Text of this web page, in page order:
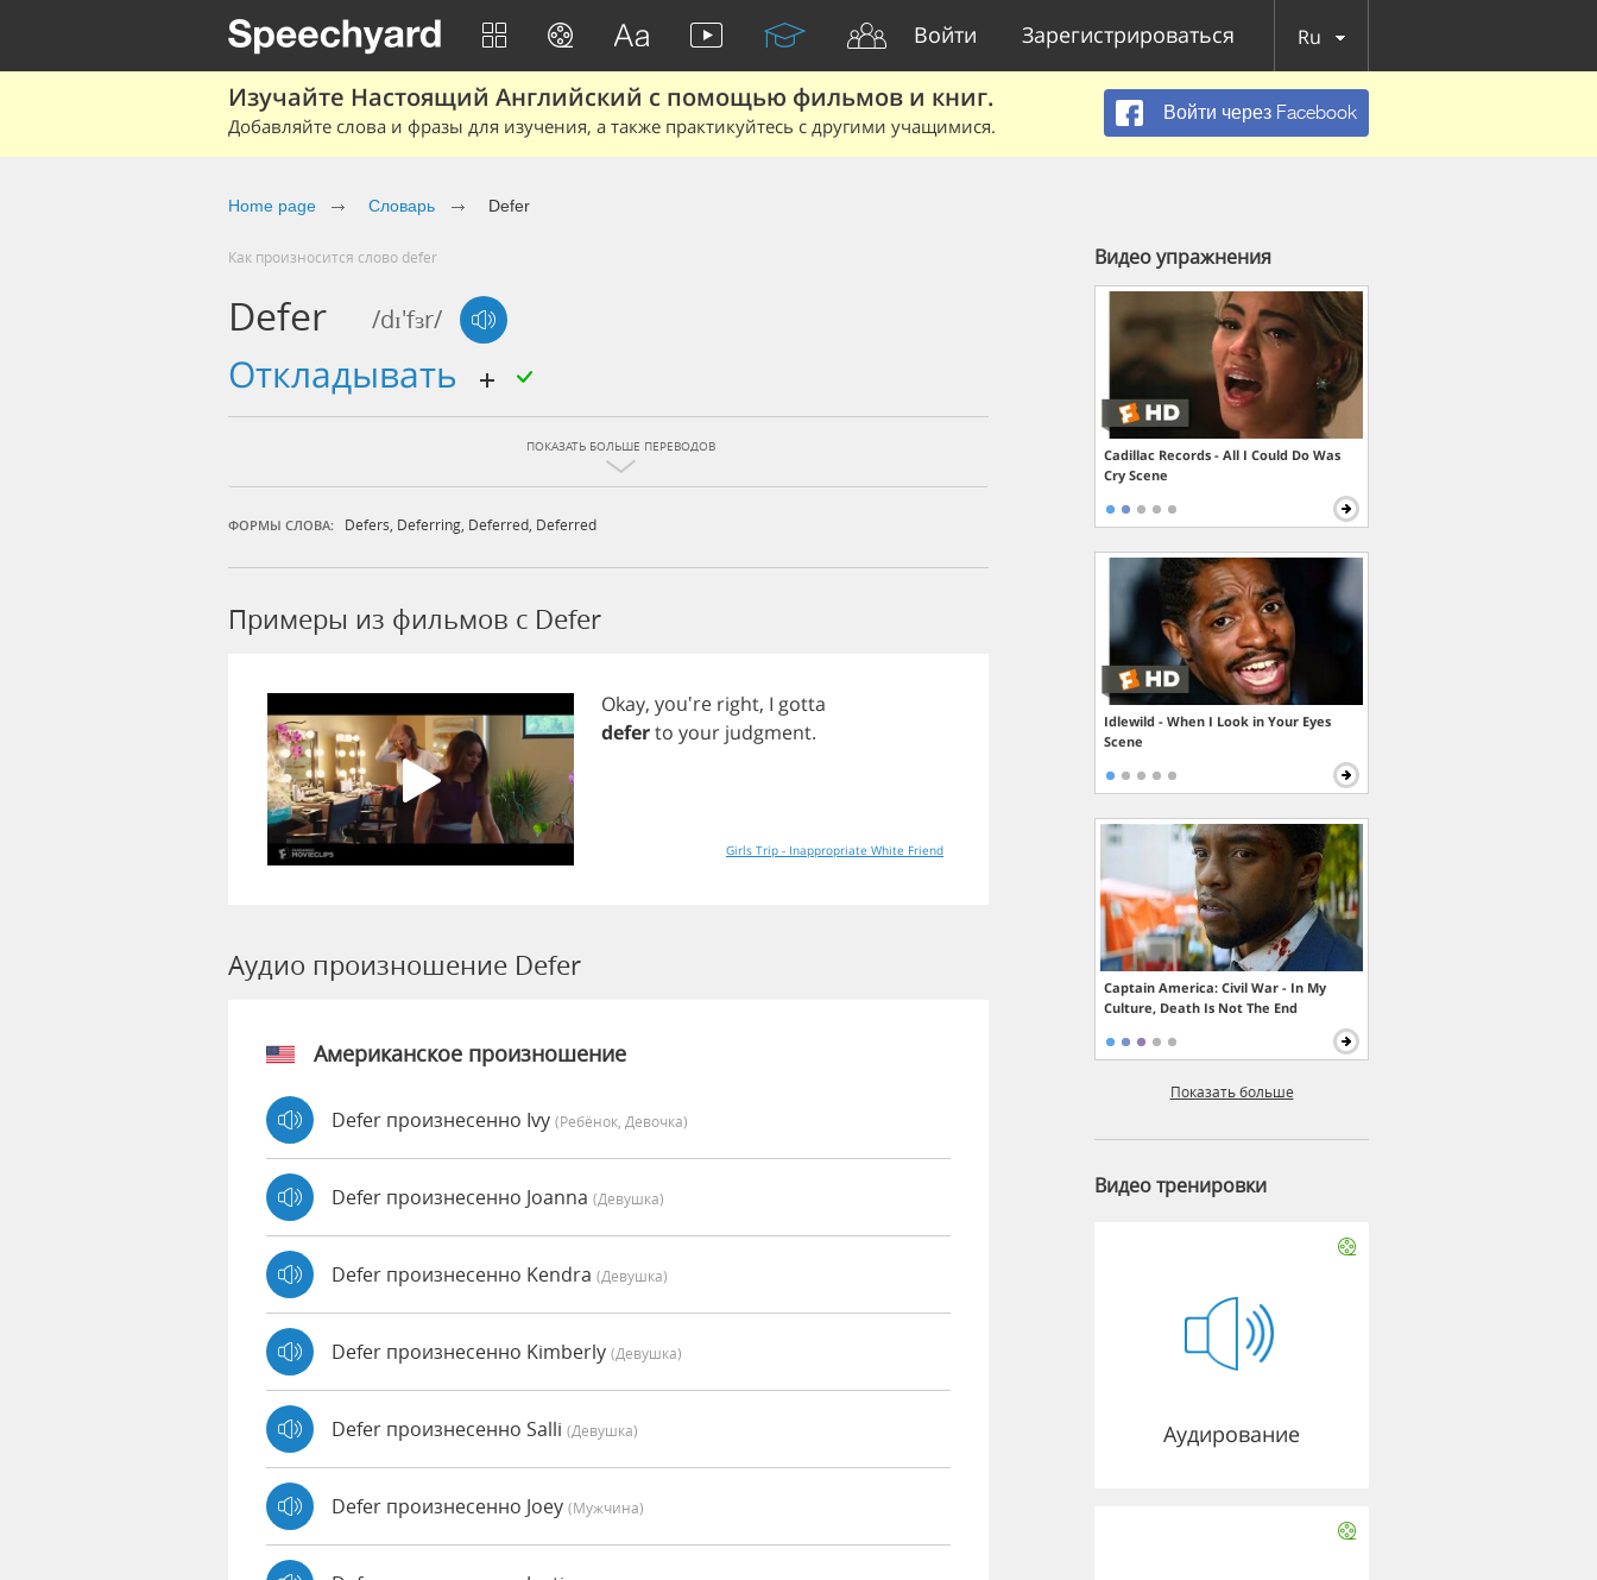
Войти Зарегистрироваться Ru
Изучайте Настоящий Английский с помощью фильмов и книг.
Добавляйте слова и фразы для изучения, а также практикуйтесь с другими учащимися.
Войти через Facebook
Home page Словарь Defer
Как произносится слово defer
Defer /dɪ'fɜr/
откладывать
ПОКАЗАТЬ БОЛЬШЕ ПЕРЕВОДОВ
ФОРМЫ СЛОВА: Defers Deferring Deferred Deferred
Примеры из фильмов c Defer
Okay, you're right, I gotta
deferto your judgment.
Girls Trip - Inappropriate White Friend
Аудио произношение Defer
Американское произношение
Defer произнесенно Ivy (Ребёнок, Девочка)
Defer произнесенно Joanna (девушка)
Defer произнесенно Kendra (девушка)
Defer произнесенно Kimberly (девушка)
Defer произнесенно Salli (девушка)
Defer произнесенно Joey (мужчина)
Видео упражнения
Cadillac Records - All I Could Do Was
Cry Scene
Idlewild - When I Look in Your Eyes
Scene
Captain America: Civil War - In My
Culture, Death Is Not The End
Показать больше
Видео тренировки
Аудирование